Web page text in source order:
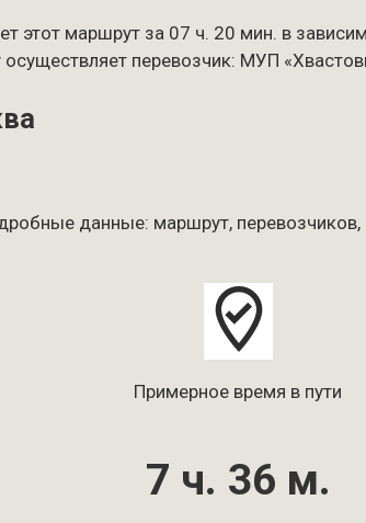
этот маршрут за 07 ч. 20 мин. в
перевозчик: МУП
данные: маршрут,
Примерное время в пути
7 ч. 36 м.